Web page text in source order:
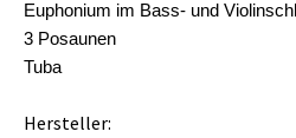
Euphonium im Bass- und
3 Posaunen
Tuba
Hersteller: